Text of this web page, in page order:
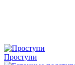
Проступи